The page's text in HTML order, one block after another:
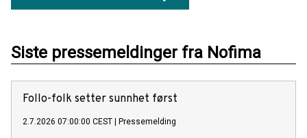
Siste pressemeldinger fra Nofima
Follo-folk setter sunnhet først
2.7.2026 07:00:00 CEST | Pressemelding